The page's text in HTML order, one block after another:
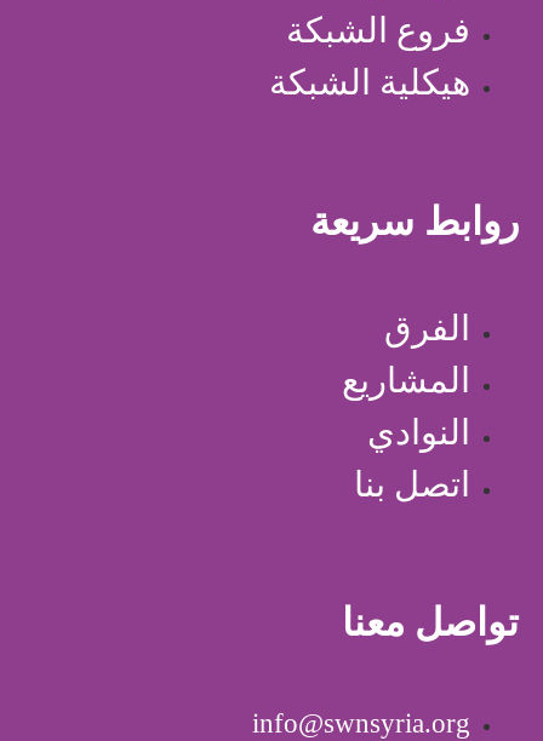
فروع الشبكة
هيكلية الشبكة
روابط سريعة
الفرق
المشاريع
النوادي
اتصل بنا
تواصل معنا
info@swnsyria.org